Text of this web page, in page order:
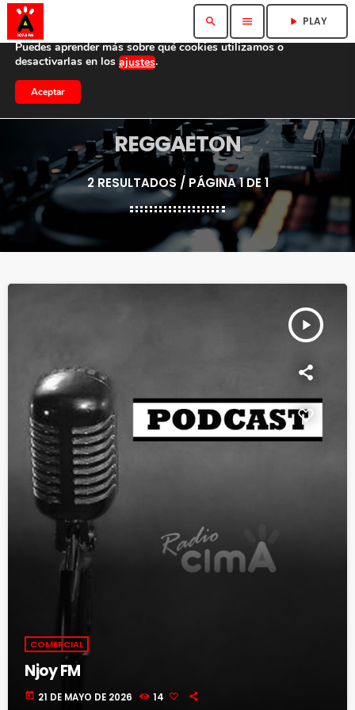
search menu play_arrow PLAY
REGGAETON
2 RESULTADOS / PÁGINA 1 DE 1
play_arrow
COMERCIAL
Njoy FM
today 21 DE MAYO DE 2026 14
Utilizamos cookies para ofrecerte la mejor experiencia en
nuestra web.
Puedes aprender más sobre qué cookies utilizamos o
desactivarlas en los ajustes.
Aceptar